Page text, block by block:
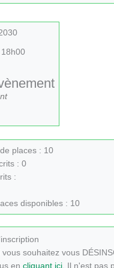
places : 10
: 0
:
disponibles : 10
vous souhaitez vous
en cliquant ici. Il n'est pas